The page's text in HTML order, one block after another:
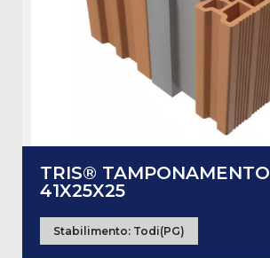
TRIS® TAMPONAMENTO
41X25X25
Stabilimento: Todi(PG)